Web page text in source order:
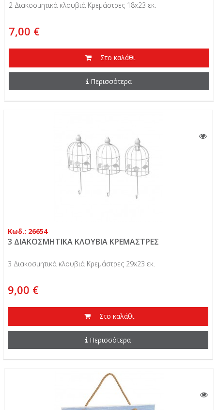
2 Διακοσμητικά κλουβιά Κρεμάστρες 18x23 εκ.
7,00 €
Στο καλάθι
Περισσότερα
Κωδ.: 26654
3 ΔΙΑΚΟΣΜΗΤΙΚΑ ΚΛΟΥΒΙΑ ΚΡΕΜΑΣΤΡΕΣ
3 Διακοσμητικά κλουβιά Κρεμάστρες 29x23 εκ.
9,00 €
Στο καλάθι
Περισσότερα